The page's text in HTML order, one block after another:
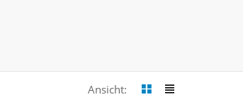
Ansicht: